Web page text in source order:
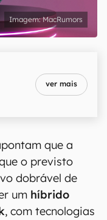
MacRumors
ver mais
que a
o previsto
dobrável de
um híbrido
, com tecnologias